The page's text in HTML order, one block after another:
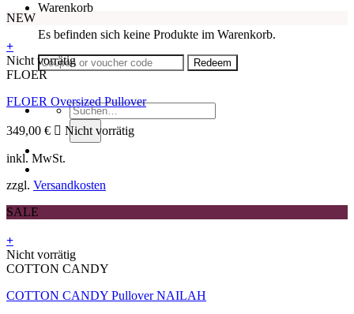
Warenkorb
Es befinden sich keine Produkte im Warenkorb.
Suche
nach:
NEW
+
Dieses
Produkt
mehrere
Varianten
auf.
Optionen
können
auf
Produktseite
werden
Nicht vorrätig
FLOER
FLOER Oversized Pullover
349,00 € Nicht vorrätig
inkl. MwSt.
zzgl. Versandkosten
SALE
+
Dieses
Produkt
mehrere
Nicht vorrätig
COTTON CANDY
COTTON CANDY Pullover NAILAH